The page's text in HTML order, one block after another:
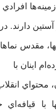
زمينه‌ها
دارند. در
مقدس
اينان با
محتواي
با